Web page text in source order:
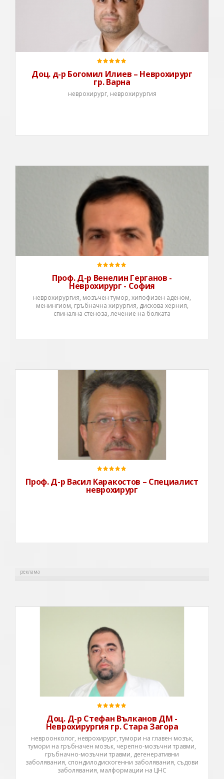
Доц. д-р Богомил Илиев – Неврохирург
гр. Варна
неврохирург, неврохирургия
Проф. Д-р Венелин Герганов -
Неврохирург - София
неврохирургия, мозъчен тумор, хипофизен аденом,
менингиом, гръбначна хирургия, дискова херния,
спинална стеноза, лечение на болката
Проф. д-р Васил Христов Каракостов, д.м. е доцент в
катедра Неврохирургия ,Медицински факултет при
Медицинскиуниверситет – СофияРоден на 04 10
1958г. в гр. Смолян.Средно образование завършва. в
Политехническа Гимназия с преподаване н
Проф. Д-р Васил Каракостов – Специалист
неврохирург
реклама
Доцент д-р Стефан Вълканов, д.м. е началник на
Клиниката по Неврохирургия на УМБАЛ „Проф. д-р
Стоян Киркович” Стара Загора. Извършва
оперативно лечение на тумори на главен и
гръбначен мозък, черепно-мозъчни и гръбначно-
мозъчни травми, дегенеративни заболя
Доц. Д-р Стефан Вълканов ДМ -
Неврохирургия гр. Стара Загора
невроонколог, неврохирург, тумори на главен мозък,
тумори на гръбначен мозък, черепно-мозъчни травми,
гръбначно-мозъчни травми, дегенеративни
заболявания, спондилодискогенни заболявания, съдови
заболявания, малформации на ЦНС